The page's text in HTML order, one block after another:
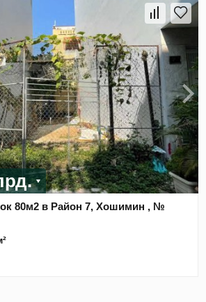
80м2 в Район 7, Хошимин , №